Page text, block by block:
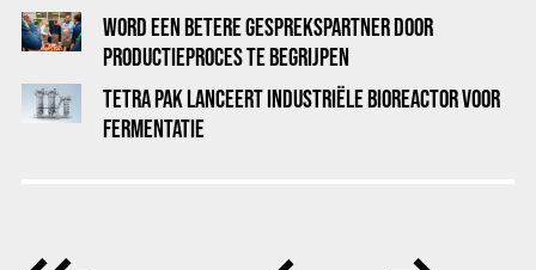
WORD EEN BETERE GESPREKSPARTNER DOOR
PRODUCTIEPROCES TE BEGRIJPEN
TETRA PAK LANCEERT INDUSTRIËLE BIOREACTOR VOOR
FERMENTATIE